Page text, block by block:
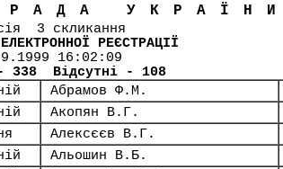
УКРАЇНИ
3 скликання
РЕЄСТРАЦІЇ
16:02:09
- 338 Відсутні - 108
Абрамов Ф.М.
Акопян В.Г.
Алексєєв В.Г.
Альошин В.Б.